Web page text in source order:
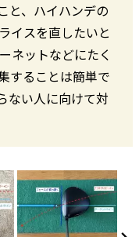
と、ハイハンデの
イスを直したいと
ネットなどにたく
することは簡単で
ない人に向けて対